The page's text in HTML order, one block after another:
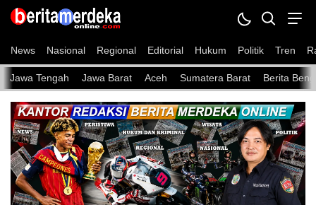
News Nasional Regional Editorial Hukum Politik Tren
Jawa Tengah Jawa Barat Aceh Sumatera Barat Berita